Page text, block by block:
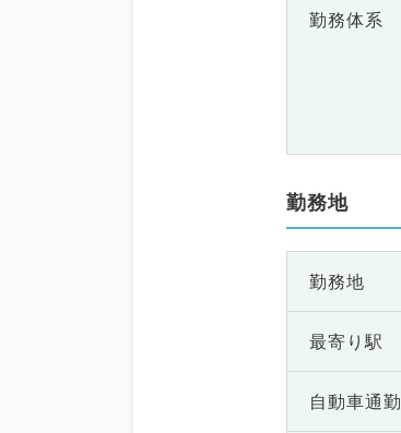
勤務体系
勤務地
勤務地
最寄り駅
自動車通勤